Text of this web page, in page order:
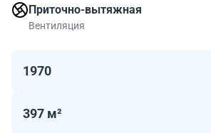
квадратных. Офисы в объекте -
московской компании.
Приточно-вытяжная
Вентиляция
1970
397 м²